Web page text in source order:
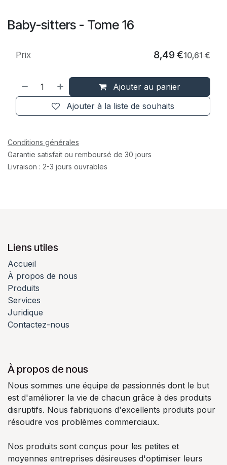
Baby-sitters - Tome 16
Ajouter au panier
Ajouter à la liste de souhaits
Prix 8,49€10,61€
Conditions générales
Garantie satisfait ou remboursé de 30 jours
Livraison : 2-3 jours ouvrables
Liens utiles
Accueil
À propos de nous
Produits
Services
Juridique
Contactez-nous
À propos de nous
Nous sommes une équipe de passionnés dont le but
est d'améliorer la vie de chacun grâce à des produits
disruptifs. Nous fabriquons d'excellents produits pour
résoudre vos problèmes commerciaux.
Nos produits sont conçus pour les petites et
moyennes entreprises désireuses d'optimiser leurs